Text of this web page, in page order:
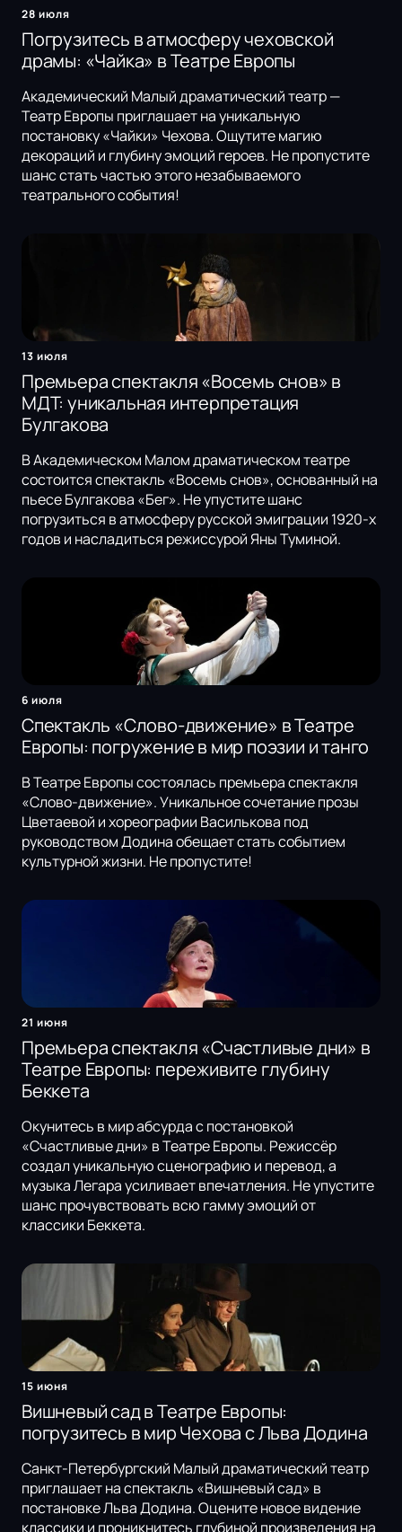
28 июля
Погрузитесь в атмосферу чеховской
драмы: «Чайка» в Театре Европы
Академический Малый драматический театр —
Театр Европы приглашает на уникальную
постановку «Чайки» Чехова. Ощутите магию
декораций и глубину эмоций героев. Не пропустите
шанс стать частью этого незабываемого
театрального события!
13 июля
Премьера спектакля «Восемь снов» в
МДТ: уникальная интерпретация
Булгакова
В Академическом Малом драматическом театре
состоится спектакль «Восемь снов», основанный на
пьесе Булгакова «Бег». Не упустите шанс
погрузиться в атмосферу русской эмиграции 1920-х
годов и насладиться режиссурой Яны Туминой.
6 июля
Спектакль «Слово-движение» в Театре
Европы: погружение в мир поэзии и танго
В Театре Европы состоялась премьера спектакля
«Слово-движение». Уникальное сочетание прозы
Цветаевой и хореографии Василькова под
руководством Додина обещает стать событием
культурной жизни. Не пропустите!
21 июня
Премьера спектакля «Счастливые дни» в
Театре Европы: переживите глубину
Беккета
Окунитесь в мир абсурда с постановкой
«Счастливые дни» в Театре Европы. Режиссёр
создал уникальную сценографию и перевод, а
музыка Легара усиливает впечатления. Не упустите
шанс прочувствовать всю гамму эмоций от
классики Беккета.
15 июня
Вишневый сад в Театре Европы:
погрузитесь в мир Чехова с Льва Додина
Санкт-Петербургский Малый драматический театр
приглашает на спектакль «Вишневый сад» в
постановке Льва Додина. Оцените новое видение
классики и проникнитесь глубиной произведения на